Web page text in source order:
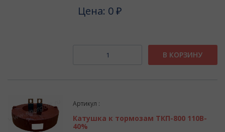
Цена: 0 ₽
В КОРЗИНУ
Артикул :
Катушка к тормозам ТКП-800 110В-
40%